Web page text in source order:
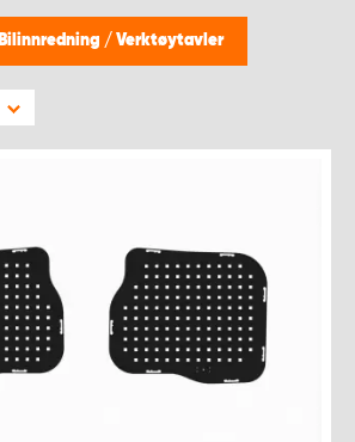
Bilinnredning / Verktøytavler